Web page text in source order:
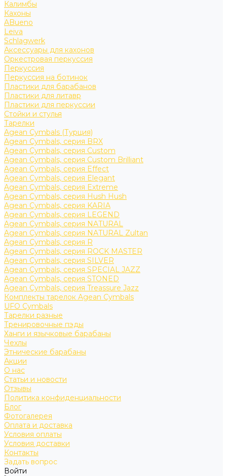
Калимбы
Кахоны
ABueno
Leiva
Schlagwerk
Аксессуары для кахонов
Оркестровая перкуссия
Перкуссия
Перкуссия на ботинок
Пластики для барабанов
Пластики для литавр
Пластики для перкуссии
Стойки и стулья
Тарелки
Agean Cymbals (Турция)
Agean Cymbals, серия BRX
Agean Cymbals, серия Custom
Agean Cymbals, серия Custom Brilliant
Agean Cymbals, серия Effect
Agean Cymbals, серия Elegant
Agean Cymbals, серия Extreme
Agean Cymbals, серия Hush Hush
Agean Cymbals, серия KARIA
Agean Cymbals, серия LEGEND
Agean Cymbals, серия NATURAL
Agean Cymbals, серия NATURAL Zultan
Agean Cymbals, серия R
Agean Cymbals, серия ROCK MASTER
Agean Cymbals, серия SILVER
Agean Cymbals, серия SPECIAL JAZZ
Agean Cymbals, серия STONED
Agean Cymbals, серия Treassure Jazz
Комплекты тарелок Agean Cymbals
UFO Cymbals
Тарелки разные
Тренировочные пэды
Ханги и язычковые барабаны
Чехлы
Этнические барабаны
Акции
О нас
Статьи и новости
Отзывы
Политика конфиденциальности
Блог
Фотогалерея
Оплата и доставка
Условия оплаты
Условия доставки
Контакты
Задать вопрос
Войти